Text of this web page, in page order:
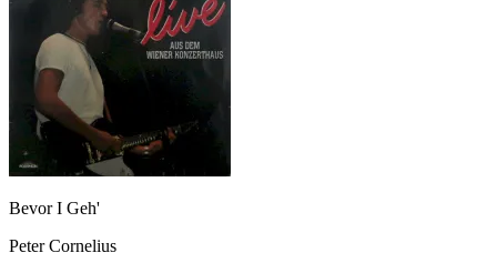
Bevor I Geh'
Peter Cornelius